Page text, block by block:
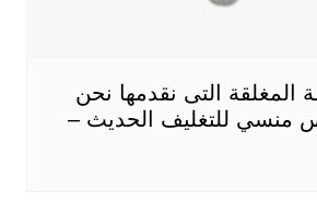
المغلقة التى نقدمها نحن
منسي للتغليف الحديث –